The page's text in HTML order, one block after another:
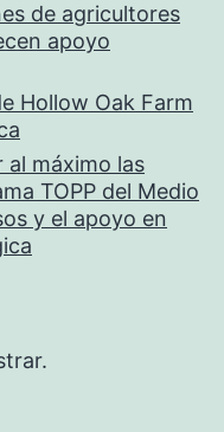
de agricultores
apoyo
Hollow Oak Farm
máximo las
TOPP del Medio
y el apoyo en